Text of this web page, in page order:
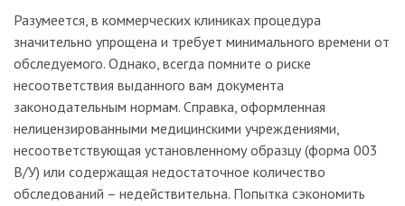
Разумеется, в коммерческих клиниках процедура
значительно упрощена и требует минимального времени от
обследуемого. Однако, всегда помните о риске
несоответствия выданного вам документа
законодательным нормам. Справка, оформленная
нелицензированными медицинскими учреждениями,
несоответствующая установленному образцу (форма 003
В/У) или содержащая недостаточное количество
обследований – недействительна. Попытка сэкономить